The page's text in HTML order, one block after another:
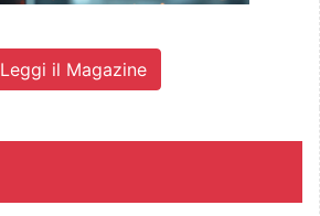
Leggi il Magazine